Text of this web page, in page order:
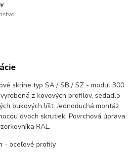
skrine typ SA / SB / SZ - modul 300
z kovových profilov, sedadlo
bukových líšt. Jednoduchá montáž
dvoch skrutiek. Povrchová úprava
RAL.
- oceľové profily